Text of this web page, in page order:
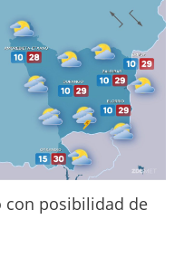
con posibilidad de